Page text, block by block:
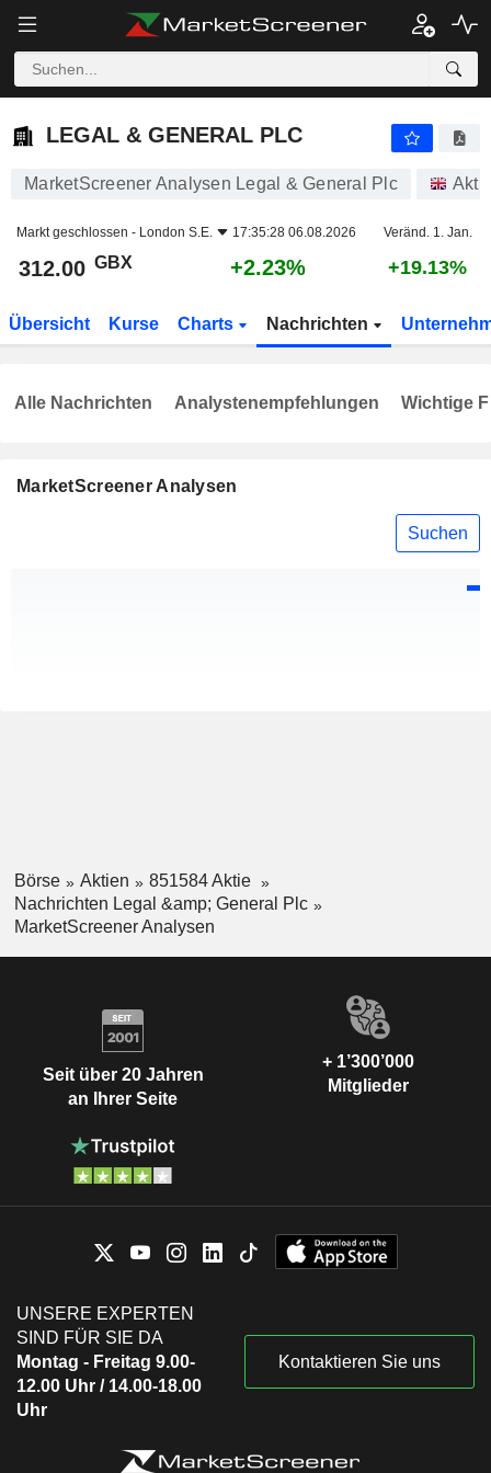
LEGAL & GENERAL PLC
LEGAL & GENERAL PLC
MarketScreener Analysen Legal & General Plc
Markt geschlossen - London S.E. 17:35:28 06.08.2026 Veränd. 1. Jan.
312.00 GBX +2.23% +19.13%
Übersicht Kurse Charts Nachrichten
MarketScreener Analysen
Suchen
Alle Nachrichten Analystenempfehlungen Wichtige
Börse Aktien
851584 Aktie
Nachrichten Legal &amp; General Plc
MarketScreener Analysen
Seit über 20 Jahren
an Ihrer Seite
+ 1’300’000
Mitglieder
UNSERE EXPERTEN
SIND FÜR SIE DA
Montag - Freitag 9.00-
12.00 Uhr / 14.00-18.00
Uhr
Kontaktieren Sie uns